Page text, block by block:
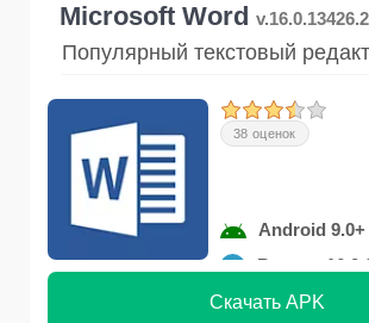
Microsoft Word
Популярный текстовый
38 оценок
Android 9.0+
Версия
Скачать APK